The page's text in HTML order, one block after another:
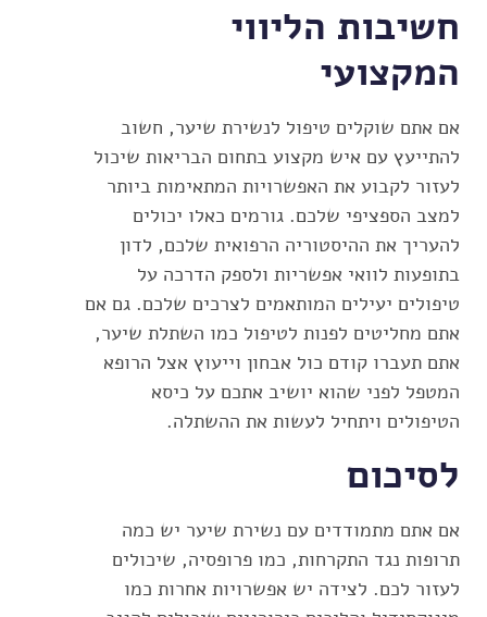
חשיבות הליווי
המקצועי
אם אתם שוקלים טיפול לנשירת שיער, חשוב
להתייעץ עם איש מקצוע בתחום הבריאות שיכול
לעזור לקבוע את האפשרויות המתאימות ביותר
למצב הספציפי שלכם. גורמים כאלו יכולים
להעריך את ההיסטוריה הרפואית שלכם, לדון
בתופעות לוואי אפשריות ולספק הדרכה על
טיפולים יעילים המותאמים לצרכים שלכם. גם אם
אתם מחליטים לפנות לטיפול כמו השתלת שיער,
אתם תעברו קודם כול אבחון וייעוץ אצל הרופא
המטפל לפני שהוא יושיב אתכם על כיסא
הטיפולים ויתחיל לעשות את ההשתלה.
לסיכום
אם אתם מתמודדים עם נשירת שיער יש כמה
תרופות נגד התקרחות, כמו פרופסיה, שיכולים
לעזור לכם. לצידה יש אפשרויות אחרות כמו